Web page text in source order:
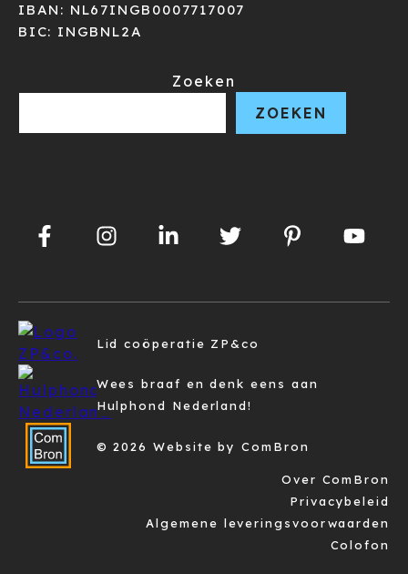
IBAN: NL67INGB0007717007
BIC: INGBNL2A
Zoeken
ZOEKEN
Lid coöperatie ZP&co
Wees braaf en denk eens aan
Hulphond Nederland!
© 2026 Website by ComBron
Over ComBron
Privacybeleid
Algemene leveringsvoorwaarden
Colofon